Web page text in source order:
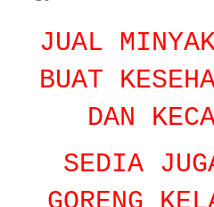
JUAL
BUAT
DAN
SEDIA